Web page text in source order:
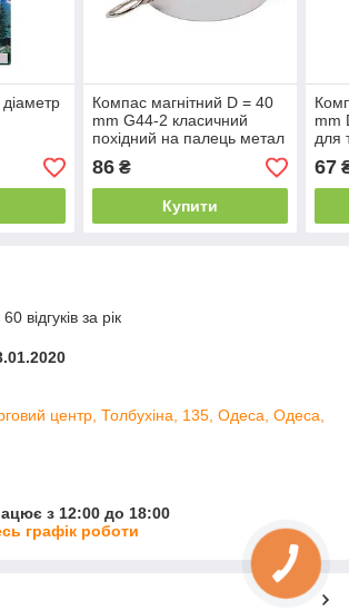
Компас магнітний D = 40
mm G44-2 класичний
похідний на палець метал
86₴
Купити
mm
для
67
відгуків за рік
центр, Толбухіна, 135, Одеса, Одеса,
з 12:00 до 18:00
графік роботи